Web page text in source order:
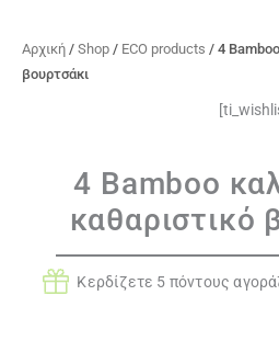
Αρχική / Shop / ECO products / 4
βουρτσάκι
4 Bamboo
καθαριστικό
Κερδίζετε 5 πόντους